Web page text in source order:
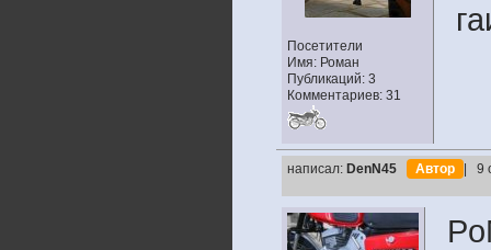
Посетители
Имя: Роман
Публикаций: 3
Комментариев: 31
написал: DenN45 Автор | 9